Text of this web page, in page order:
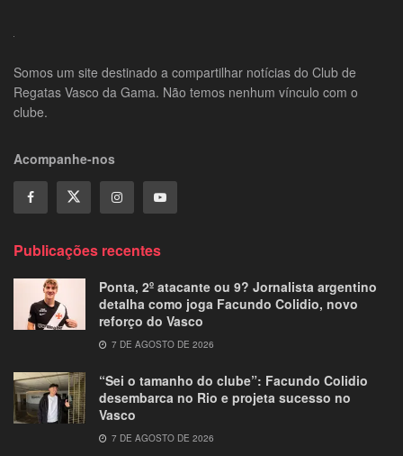
Somos um site destinado a compartilhar notícias do Club de
Regatas Vasco da Gama. Não temos nenhum vínculo com o
clube.
Acompanhe-nos
Publicações recentes
Ponta, 2º atacante ou 9? Jornalista argentino
detalha como joga Facundo Colidio, novo
reforço do Vasco
7 DE AGOSTO DE 2026
“Sei o tamanho do clube”: Facundo Colidio
desembarca no Rio e projeta sucesso no
Vasco
7 DE AGOSTO DE 2026